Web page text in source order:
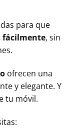
para que
fácilmente, sin
ofrecen una
y elegante. Y
tu móvil.